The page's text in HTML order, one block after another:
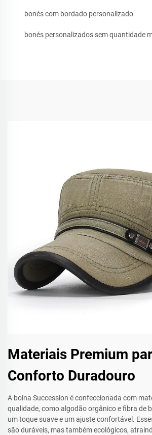
bonés com bordado personalizado
bonés personalizados sem quantidade
Materiais Premium
Conforto Duradouro
A boina Succession é confeccionada com
qualidade, como algodão orgânico e fibra de
um toque suave e um ajuste confortável.
são duráveis, mas também ecológicos,